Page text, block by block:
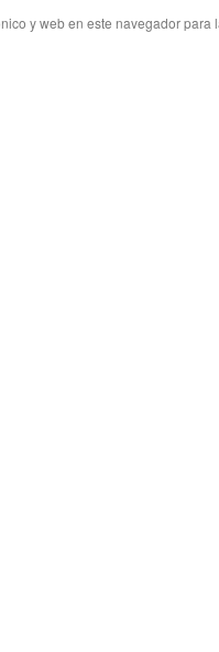
y web en este navegador para